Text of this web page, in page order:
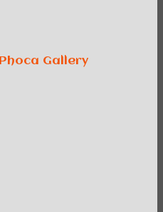
Phoca Gallery